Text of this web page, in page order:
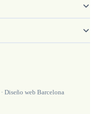
· Diseño web Barcelona